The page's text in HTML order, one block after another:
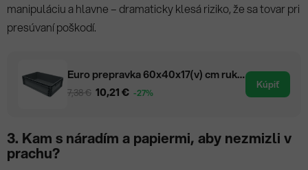
manipuláciu a hlavne – dramaticky klesá riziko, že sa tovar pri
presúvaní poškodí.
Euro prepravka 60x40x17(v) cm rukoväte zatvorené
7,38 € 10,21 € -27%
Kúpiť
3. Kam s náradím a papiermi, aby nezmizli v
prachu?